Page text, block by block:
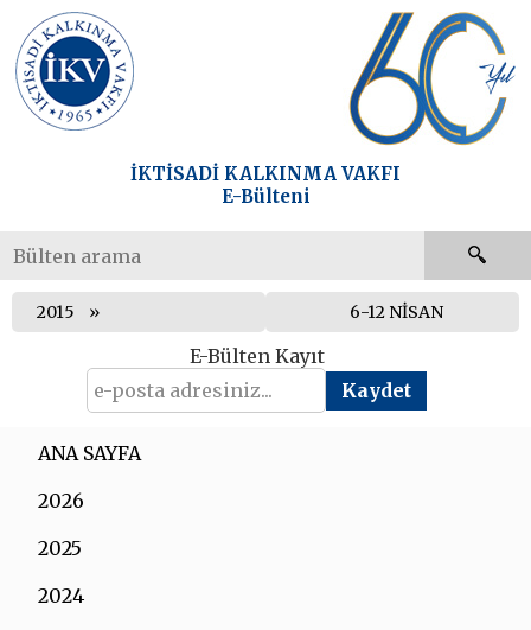
İKTİSADİ KALKINMA VAKFI
E-Bülteni
2015 6-12 NİSAN
E-Bülten Kayıt
ANA SAYFA
2026
2025
2024